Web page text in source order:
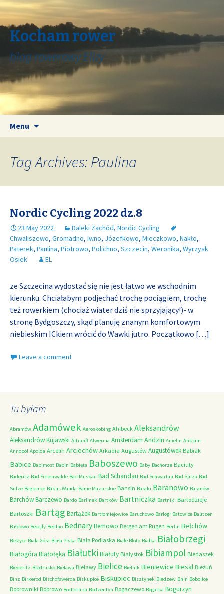
Kocham rower
blog rowerowy Elizy
Menu
Tag Archives: Paulina
Nordic Cycling 2022 dz.8
23 May 2022 Daleki Zachód, Nordic Cycling
Chwaliszewo, Gromadno, Iwno, Józefkowo, Mieczkowo, Nakło,
Paterek, Paulina, Piotrowo, Polichno, Szczecin, Weronika, Wyrzysk
Osiek
EL
ze Szczecina wydostać się nie jest łatwo we wschodnim
kierunku. Chciałabym podjechać trochę pociągiem, trochę
też rowerkiem (chociaż wiater dziś nie sprzyjający!)- w
stronę Bydgoszczy, skąd planuję znanym komfortowym
niebieskim ICkiem wrócić do Wawki jutro. Początkowo […]
Leave a comment
Tu byłam
Abramów Adamówek Aeroskobing Ahlbeck Aleksandrów
Aleksandrów Kujawski Altranft Alwernia Amsterdam Andzin Anielin Anklam
Annopol Apolda Arcelin Arciechów Arkadia Augustów Augustówek Babiak
Babice Babimost Babin Babięta Baboszewo Baby Bachorze Baciuty
Baderitz Bad Freienwalde Bad Muskau Bad Schandau Bad Schwartau Bad Sulza Bad
Sulze Bagienice Bakus Wanda Banie Mazurskie Bansin Baraki Baranowo Baranów
BarchówBarczewo Bardo Barlinek Bartków Bartniczka Bartniki Bartodzieje
Bartoszki Bartąg Bartążek Bartłomiejowice Baruchowo Barłogi Batowice Bautzen
Bałdowo Becejły Bedlno BednaryBemowo Bergen am Rugen Berlin Bełchów
Bełżyce Biała Góra Biała Piska Biała Podlaska Białe Błoto Białka Białobrzegi
Białogóra Białołęka Białutki Białuty Białystok Bibiampol Biedaszek
Biederitz Biedrusko Bielawa Bielawy Bielice Bielnik Bieniewice Biesal Bieżuń
Binz Birkerod Bischofswerda Biskupice Biskupiec Bisztynek Bledzew Bnin Bobolice
Bobrowniki Bobrowo Bochotnica Bodzentyn Bogaczewo Bogatka Bogurzyn